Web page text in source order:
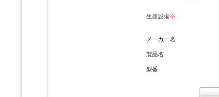
生産設備※
メーカー名
製品名
型番